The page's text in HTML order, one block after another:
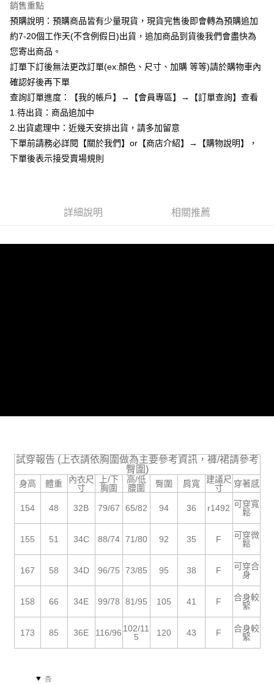
全支付
【關於「AFTEE先享後付」】
AFTEE先享後付是「在收到商品之後才付款」的支付方式。 讓您購物簡單
便利好安心！
１．簡單：不需註冊會員、不需綁卡、不需儲值。
２．便利：只要手機號碼，簡訊認證，即可結帳。
３．安心：先確認商品／服務後，再付款。
１．於結帳方式選擇「AFTEE先享後付」後，將跳轉至「AFTEE先享後付」
結帳頁面，進行簡訊認證並確認金額後，即可完成結帳。
購買商品的店家。未經商家同意取消之訂單仍視為有效，需透過AFTEE先享
是否繳費成功／繳費後需取消欲退款等相關疑問，請聯繫「AFTEE先享後付
ATM付款
運送方式
全家付款取貨
每筆NT$85，滿NT$799(含以上)免運費
付款後全家取貨
每筆NT$85，滿NT$799(含以上)免運費
銷售重點
預購說明：預購商品皆有少量現貨，現貨完售後即會轉為預購追加
約7-20個工作天(不含例假日)出貨，追加商品到貨後我們會盡快為
您寄出商品。
訂單下訂後無法更改訂單(ex:顏色、尺寸、加購 等等)請於購物車內
確認好後再下單
查詢訂單進度：【我的帳戶】→【會員專區】→【訂單查詢】查看
1.待出貨：商品追加中
2.出貨處理中：近幾天安排出貨，請多加留意
下單前請務必詳閱【關於我們】or【商店介紹】→【購物說明】，
下單後表示接受賣場規則
詳細說明 相關推薦
試穿報告 (上衣請依胸圍做為主要參考資訊，褲/裙請參考
臀圍)
身高 體重
內衣尺
寸
上/下
胸圍
高/低
腰圍
臀圍 肩寬
建議尺
寸
穿著感
154 48 32B 79/67 65/82 94 36 r1492 可穿寬
鬆
155 51 34C 88/74 71/80 92 35 F
可穿微
鬆
167 58 34D 96/75 73/85 95 38 F
可穿合
身
158 66 34E 99/78 81/95 105 41 F
合身較
緊
173 85 36E 116/96 102/11
5
120 43 F
合身較
緊